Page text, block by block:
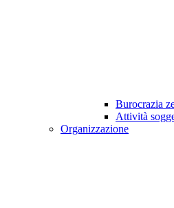
Burocrazia
Attività
Organizzazione